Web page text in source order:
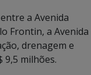
a Avenida
Frontin, a Avenida
drenagem e
9,5 milhões.